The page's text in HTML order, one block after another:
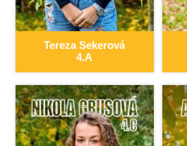
Tereza Sekerová
4.A